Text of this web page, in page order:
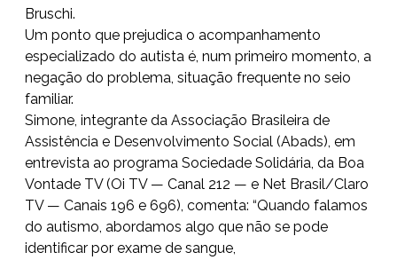
Bruschi.
Um ponto que prejudica o acompanhamento
especializado do autista é, num primeiro momento, a
negação do problema, situação frequente no seio
familiar.
Simone, integrante da Associação Brasileira de
Assistência e Desenvolvimento Social (Abads), em
entrevista ao programa Sociedade Solidária, da Boa
Vontade TV (Oi TV — Canal 212 — e Net Brasil/Claro
TV — Canais 196 e 696), comenta: “Quando falamos
do autismo, abordamos algo que não se pode
identificar por exame de sangue,